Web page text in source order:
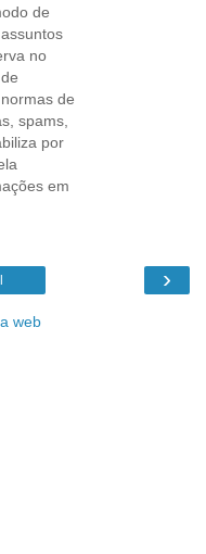
de
no
de
spams,
por
em
›
web